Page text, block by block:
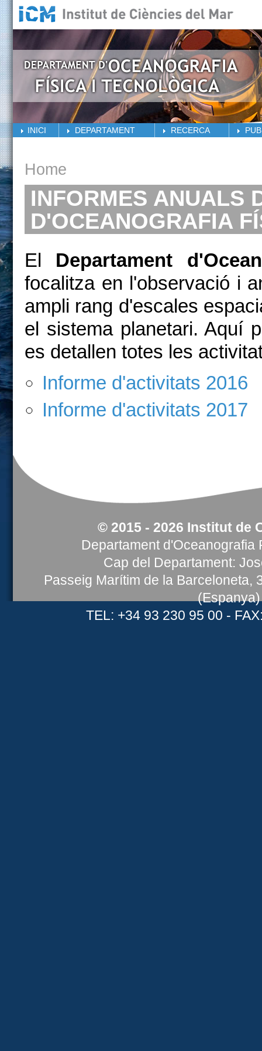
Skip to main content
INICI DEPARTAMENT RECERCA
You are here
Home
INFORMES ANUALS
D'OCEANOGRAFIA
El Departament
focalitza en l'observació i
ampli rang d'escales
el sistema planetari. Aquí
es detallen totes les
Informe d'activitats 2016
Informe d'activitats 2017
© 2015 - 2026 Institut de
Departament d'Oceanografia
Cap del Departament:
Passeig Marítim de la Barceloneta,
(Espanya)
TEL: +34 93 230 95 00 -